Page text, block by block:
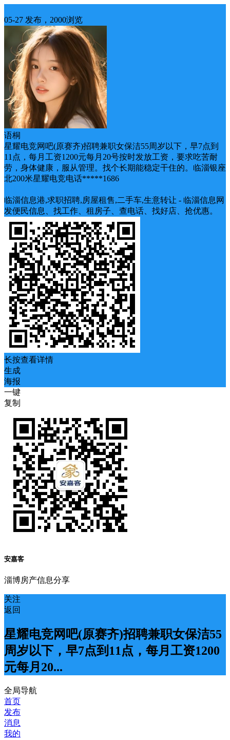
05-27 发布，2000浏览
语桐
星耀电竞网吧(原赛齐)招聘兼职女保洁55周岁以下，早7点到
11点，每月工资1200元每月20号按时发放工资，要求吃苦耐
劳，身体健康，服从管理。找个长期能稳定干住的。临淄银座
北200米星耀电竞电话*****1686
临淄信息港,求职招聘,房屋租售,二手车,生意转让 - 临淄信息网
发便民信息、找工作、租房子、查电话、找好店、抢优惠。
长按查看详情
生成
海报
一键
复制
安嘉客
淄博房产信息分享
关注
返回
星耀电竞网吧(原赛齐)招聘兼职女保洁55
周岁以下，早7点到11点，每月工资1200
元每月20...
全局导航
首页
发布
消息
我的